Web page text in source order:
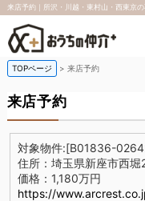
来店予約｜所沢・川越・東村山・西東京
TOPページ 来店予約
来店予約
対象物件:[B01836-
住所：埼玉県新座市西堀
価格：1,180万円
https://